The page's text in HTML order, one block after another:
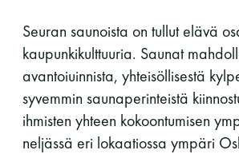
Seuran saunoista on tullut elävä
kaupunkikulttuuria. Saunat
avantoiuinnista, yhteisöllisestä
syvemmin saunaperinteistä
ihmisten yhteen kokoontumisen
neljässä eri lokaatiossa ympäri